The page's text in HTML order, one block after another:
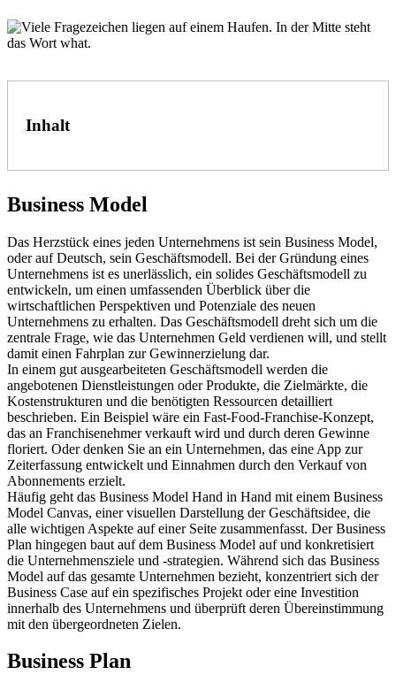
Inhalt
Business Model
Das Herzstück eines jeden Unternehmens ist sein Business Model,
oder auf Deutsch, sein Geschäftsmodell. Bei der Gründung eines
Unternehmens ist es unerlässlich, ein solides Geschäftsmodell zu
entwickeln, um einen umfassenden Überblick über die
wirtschaftlichen Perspektiven und Potenziale des neuen
Unternehmens zu erhalten. Das Geschäftsmodell dreht sich um die
zentrale Frage, wie das Unternehmen Geld verdienen will, und stellt
damit einen Fahrplan zur Gewinnerzielung dar.
In einem gut ausgearbeiteten Geschäftsmodell werden die
angebotenen Dienstleistungen oder Produkte, die Zielmärkte, die
Kostenstrukturen und die benötigten Ressourcen detailliert
beschrieben. Ein Beispiel wäre ein Fast-Food-Franchise-Konzept,
das an Franchisenehmer verkauft wird und durch deren Gewinne
floriert. Oder denken Sie an ein Unternehmen, das eine App zur
Zeiterfassung entwickelt und Einnahmen durch den Verkauf von
Abonnements erzielt.
Häufig geht das Business Model Hand in Hand mit einem Business
Model Canvas, einer visuellen Darstellung der Geschäftsidee, die
alle wichtigen Aspekte auf einer Seite zusammenfasst. Der Business
Plan hingegen baut auf dem Business Model auf und konkretisiert
die Unternehmensziele und -strategien. Während sich das Business
Model auf das gesamte Unternehmen bezieht, konzentriert sich der
Business Case auf ein spezifisches Projekt oder eine Investition
innerhalb des Unternehmens und überprüft deren Übereinstimmung
mit den übergeordneten Zielen.
Business Plan